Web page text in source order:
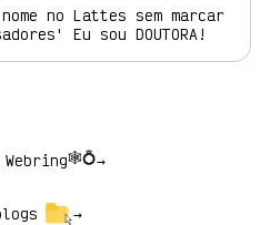
no Lattes sem marcar
Eu sou DOUTORA!
🕸💍→
→